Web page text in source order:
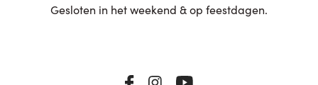
Gesloten in het weekend & op feestdagen.